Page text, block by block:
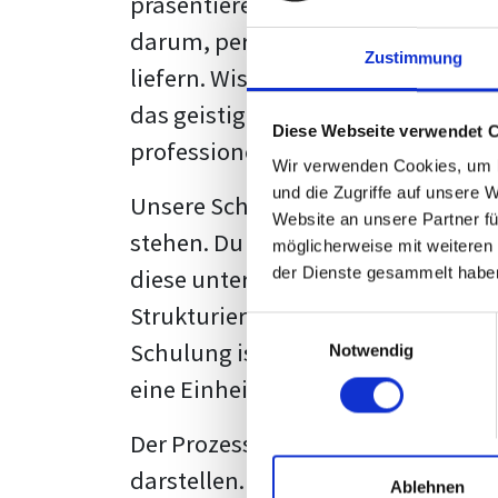
Zustimmung
Diese Webseite verwendet
Wir verwenden Cookies,
und die Zugriffe auf unsere
Website an unsere Partner
möglicherweise mit
der Dienste gesammelt
Notwendig
Ablehnen
darum, persönliche Meinungen
liefern. Wissenschaftliche Texte,
das geistige Eigentum des
professionell zu kommunizieren.
Unsere Schulung wurde mit Blick
stehen. Du wirst nicht nur
diese unter Zuhilfenahme von
Strukturierung ist ebenso
Schulung ist so konzipiert, dass
eine Einheitslösung zu bieten.
Der Prozess des
darstellen. Jedoch, ausgestattet